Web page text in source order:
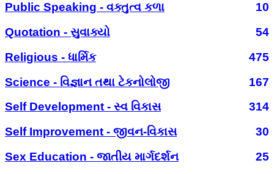
Public Speaking - વક્તુત્વ કળા
10
Quotation - સુવાક્યો
54
Religious - ધાર્મિક
475
Science - વિજ્ઞાન તથા ટેકનોલોજી
167
Self Development - સ્વ વિકાસ
314
Self Improvement - જીવન-વિકાસ
30
Sex Education - જાતીય માર્ગદર્શન
25